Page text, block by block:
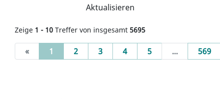
Aktualisieren
Zeige 1 - 10 Treffer von insgesamt 5695
« 1 (current)
2 3 4 5 ... 569